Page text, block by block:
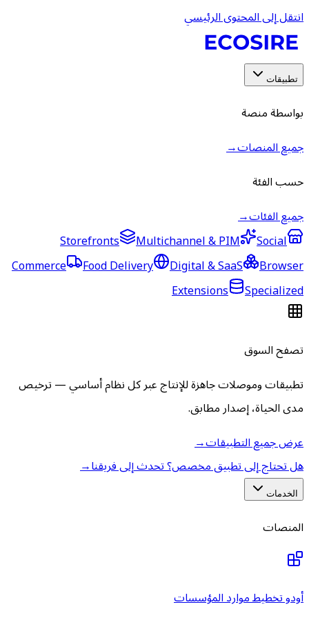
انتقل إلى المحتوى الرئيسي
تطبيقات
بواسطة منصة
جميع المنصات→
حسب الفئة
جميع الفئات→
Storefronts
Multichannel & PIM
Social
Commerce
Food Delivery Digital & SaaS
Browser
Extensions
Specialized
تصفح السوق
تطبيقات وموصلات جاهزة للإنتاج عبر كل نظام أساسي — ترخيص
مدى الحياة، إصدار مطابق.
عرض جميع التطبيقات→
هل تحتاج إلى تطبيق مخصص؟ تحدث إلى فريقنا→
الخدمات
المنصات
أودو تخطيط موارد المؤسسات